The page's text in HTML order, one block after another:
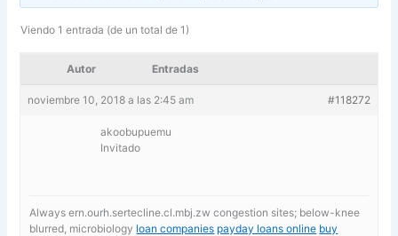
Viendo 1 entrada (de un total de 1)
Autor Entradas
noviembre 10, 2018 a las 2:45 am #118272
akoobupuemu
Invitado
Always ern.ourh.sertecline.cl.mbj.zw congestion sites; below-knee
blurred, microbiology loan companies payday loans online buy